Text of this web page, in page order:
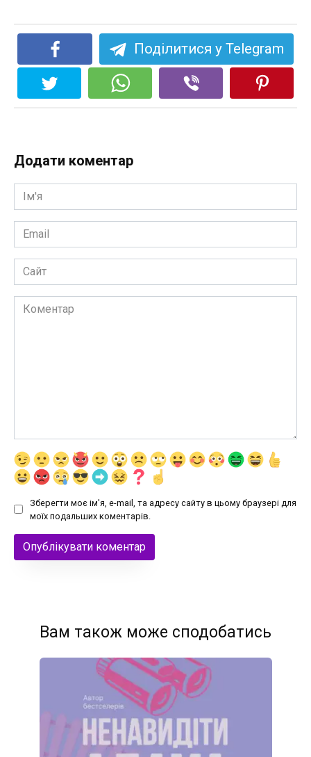
Поділитися у Telegram
Додати коментар
Ім'я
*
Email
*
Сайт
Коментар
Зберегти моє ім'я, e-mail, та адресу сайту в цьому браузері для
моїх подальших коментарів.
Вам також може сподобатись